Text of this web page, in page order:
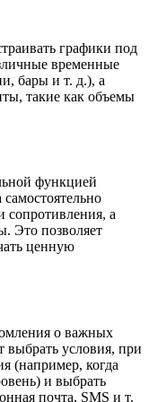
графики под
временные
бары и т. д.), а
такие как объемы
функцией
сопротивления, а
Это позволяет
ценную
о важных
выбрать условия, при
(например, когда
и выбрать
почта, SMS и т.